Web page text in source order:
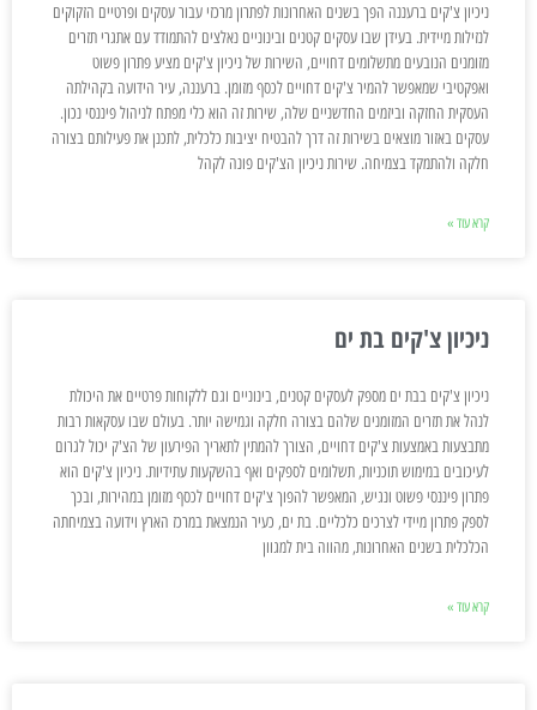
ניכיון צ'קים ברעננה הפך בשנים האחרונות לפתרון מרכזי עבור עסקים ופרטיים הזקוקים
לנזילות מיידית. בעידן שבו עסקים קטנים ובינוניים נאלצים להתמודד עם אתגרי תזרים
מזומנים הנובעים מתשלומים דחויים, השירות של ניכיון צ'קים מציע פתרון פשוט
ואפקטיבי שמאפשר להמיר צ'קים דחויים לכסף מזומן. ברעננה, עיר הידועה בקהילתה
העסקית החזקה וביזמים החדשניים שלה, שירות זה הוא כלי מפתח לניהול פיננסי נכון.
עסקים באזור מוצאים בשירות זה דרך להבטיח יציבות כלכלית, לתכנן את פעילותם בצורה
חלקה ולהתמקד בצמיחה. שירות ניכיון הצ'קים פונה לקהל
קרא עוד »
ניכיון צ'קים בת ים
ניכיון צ'קים בבת ים מספק לעסקים קטנים, בינוניים וגם ללקוחות פרטיים את היכולת
לנהל את תזרים המזומנים שלהם בצורה חלקה וגמישה יותר. בעולם שבו עסקאות רבות
מתבצעות באמצעות צ'קים דחויים, הצורך להמתין לתאריך הפירעון של הצ'ק יכול לגרום
לעיכובים במימוש תוכניות, תשלומים לספקים ואף בהשקעות עתידיות. ניכיון צ'קים הוא
פתרון פיננסי פשוט ונגיש, המאפשר להפוך צ'קים דחויים לכסף מזומן במהירות, ובכך
לספק פתרון מיידי לצרכים כלכליים. בת ים, כעיר הנמצאת במרכז הארץ וידועה בצמיחתה
הכלכלית בשנים האחרונות, מהווה בית למגוון
קרא עוד »